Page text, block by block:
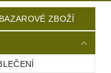
NAPIŠTE NÁM
ZBOŽÍ